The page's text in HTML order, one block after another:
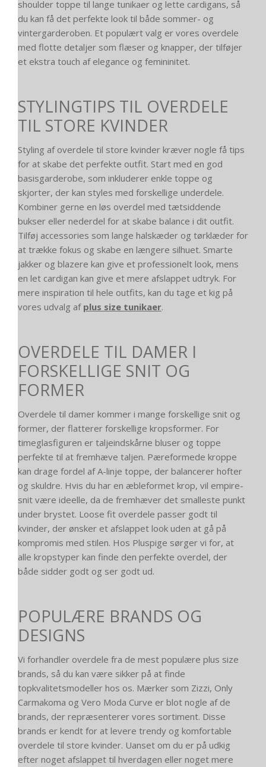
shoulder toppe til lange tunikaer og lette cardigans, så
du kan få det perfekte look til både sommer- og
vintergarderoben. Et populært valg er vores overdele
med flotte detaljer som flæser og knapper, der tilføjer
et ekstra touch af elegance og femininitet.
STYLINGTIPS TIL OVERDELE
TIL STORE KVINDER
Styling af overdele til store kvinder kræver nogle få tips
for at skabe det perfekte outfit. Start med en god
basisgarderobe, som inkluderer enkle toppe og
skjorter, der kan styles med forskellige underdele.
Kombiner gerne en løs overdel med tætsiddende
bukser eller nederdel for at skabe balance i dit outfit.
Tilføj accessories som lange halskæder og tørklæder for
at trække fokus og skabe en længere silhuet. Smarte
jakker og blazere kan give et professionelt look, mens
en let cardigan kan give et mere afslappet udtryk. For
mere inspiration til hele outfits, kan du tage et kig på
vores udvalg af plus size tunikaer.
OVERDELE TIL DAMER I
FORSKELLIGE SNIT OG
FORMER
Overdele til damer kommer i mange forskellige snit og
former, der flatterer forskellige kropsformer. For
timeglasfiguren er taljeindskårne bluser og toppe
perfekte til at fremhæve taljen. Pæreformede kroppe
kan drage fordel af A-linje toppe, der balancerer hofter
og skuldre. Hvis du har en æbleformet krop, vil empire-
snit være ideelle, da de fremhæver det smalleste punkt
under brystet. Loose fit overdele passer godt til
kvinder, der ønsker et afslappet look uden at gå på
kompromis med stilen. Hos Pluspige sørger vi for, at
alle kropstyper kan finde den perfekte overdel, der
både sidder godt og ser godt ud.
POPULÆRE BRANDS OG
DESIGNS
Vi forhandler overdele fra de mest populære plus size
brands, så du kan være sikker på at finde
topkvalitetsmodeller hos os. Mærker som Zizzi, Only
Carmakoma og Vero Moda Curve er blot nogle af de
brands, der repræsenterer vores sortiment. Disse
brands er kendt for at levere trendy og komfortable
overdele til store kvinder. Uanset om du er på udkig
efter noget afslappet til hverdagen eller noget mere